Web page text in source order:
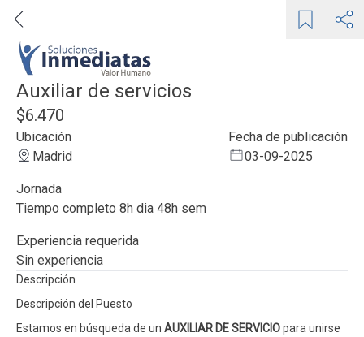
Auxiliar de servicios
$6.470
Ubicación
Madrid
Fecha de publicación
03-09-2025
Jornada
tiempo completo 8h dia 48h sem
Experiencia requerida
sin experiencia
Descripción
Descripción del Puesto
Estamos en búsqueda de un AUXILIAR DE SERVICIOpara unirse